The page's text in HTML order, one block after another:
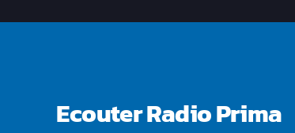
Ecouter Radio Prima